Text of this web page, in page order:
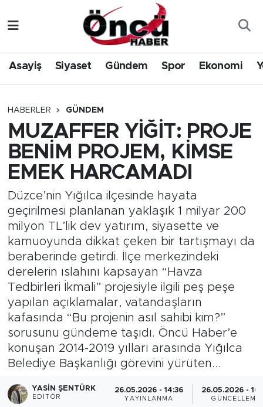
Asayiş Siyaset Gündem Spor Ekonomi
HABERLER GÜNDEM
MUZAFFER YİĞİT: PROJE
BENİM PROJEM, KİMSE
EMEK HARCAMADI
Düzce’nin Yığılca ilçesinde hayata
geçirilmesi planlanan yaklaşık 1 milyar 200
milyon TL’lik dev yatırım, siyasette ve
kamuoyunda dikkat çeken bir tartışmayı da
beraberinde getirdi. İlçe merkezindeki
derelerin ıslahını kapsayan “Havza
Tedbirleri İkmali” projesiyle ilgili peş peşe
yapılan açıklamalar, vatandaşların
kafasında “Bu projenin asıl sahibi kim?”
sorusunu gündeme taşıdı. Öncü Haber’e
konuşan 2014-2019 yılları arasında Yığılca
Belediye Başkanlığı görevini yürüten...
YASIN ŞENTÜRK
EDITÖR
26.05.2026 - 14:36
YAYINLANMA
26.05.2026 -
GÜNCELLEME
Gündem
Sağlık & Çevre
Spor
Siyaset
Yerel Haber
Öncü Radyo Dinle
Öncü TV İzle
Düzce Nöbetçi Eczaneler
Düzce Hava Durumu
Düzce Namaz Vakitleri
Düzce Trafik Yoğunluk Haritası
Süper Lig Puan Durumu ve Fikstür
Tüm Manşetler
Son Dakika Haberleri
Haber Arşivi